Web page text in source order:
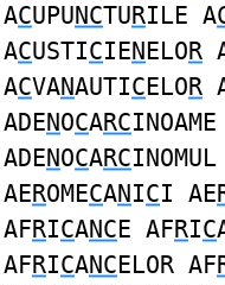
ACUPUNCTURILE A
ACUSTICIENELOR
ACVANAUTICELOR
ADENOCARC
ADENOCARC
AEROMECANICI AE
AFRICANCE AFRIC
AFRICANCELOR AF